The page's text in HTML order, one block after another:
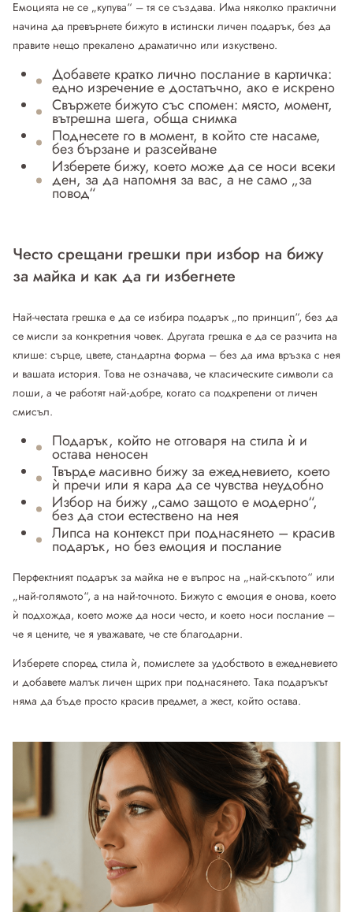
Емоцията не се „купува“ – тя се създава. Има няколко практични
начина да превърнете бижуто в истински личен подарък, без да
правите нещо прекалено драматично или изкуствено.
Добавете кратко лично послание в картичка:
едно изречение е достатъчно, ако е искрено
Свържете бижуто със спомен: място, момент,
вътрешна шега, обща снимка
Поднесете го в момент, в който сте насаме,
без бързане и разсейване
Изберете бижу, което може да се носи всеки
ден, за да напомня за вас, а не само „за
повод“
Често срещани грешки при избор на бижу
за майка и как да ги избегнете
Най-честата грешка е да се избира подарък „по принцип“, без да
се мисли за конкретния човек. Другата грешка е да се разчита на
клише: сърце, цвете, стандартна форма – без да има връзка с нея
и вашата история. Това не означава, че класическите символи са
лоши, а че работят най-добре, когато са подкрепени от личен
смисъл.
Подарък, който не отговаря на стила ѝ и
остава неносен
Твърде масивно бижу за ежедневието, което
ѝ пречи или я кара да се чувства неудобно
Избор на бижу „само защото е модерно“,
без да стои естествено на нея
Липса на контекст при поднасянето – красив
подарък, но без емоция и послание
Перфектният подарък за майка не е въпрос на „най-скъпото“ или
„най-голямото“, а на най-точното. Бижуто с емоция е онова, което
ѝ подхожда, което може да носи често, и което носи послание –
че я цените, че я уважавате, че сте благодарни.
Изберете според стила ѝ, помислете за удобството в ежедневието
и добавете малък личен щрих при поднасянето. Така подаръкът
няма да бъде просто красив предмет, а жест, който остава.